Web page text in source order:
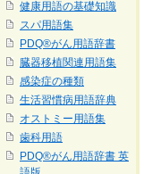
健康用語の基礎知識
スパ用語集
PDQ®がん用語辞書
臓器移植関連用語集
感染症の種類
生活習慣病用語辞典
オストミー用語集
歯科用語
PDQ®がん用語辞書 英